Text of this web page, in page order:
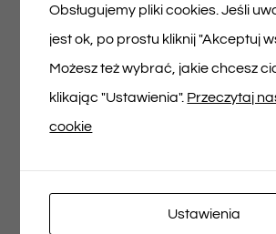
Musisz sięzalogować, aby dodać
Facebooku
Obsługujemy pliki cookies. Jeśli
jest ok, po prostu kliknij "Akceptuj
Możesz też wybrać, jakie chcesz
klikając "Ustawienia". Przeczytaj
cookie
Ustawienia